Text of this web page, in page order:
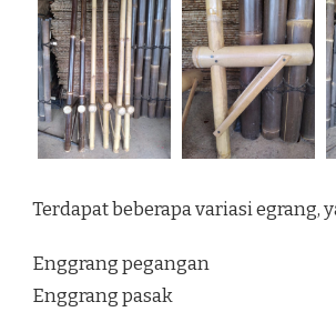
Terdapat beberapa variasi egrang,
Enggrang pegangan
Enggrang pasak